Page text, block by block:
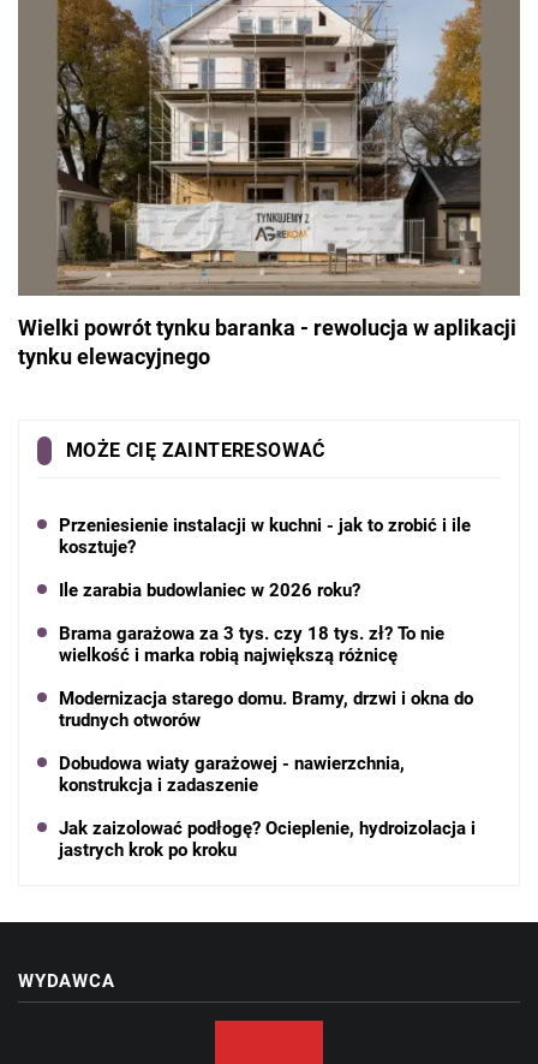
Wielki powrót tynku baranka - rewolucja w aplikacji
tynku elewacyjnego
MOŻE CIĘ ZAINTERESOWAĆ
Przeniesienie instalacji w kuchni - jak to zrobić i ile
kosztuje?
Ile zarabia budowlaniec w 2026 roku?
Brama garażowa za 3 tys. czy 18 tys. zł? To nie
wielkość i marka robią największą różnicę
Modernizacja starego domu. Bramy, drzwi i okna do
trudnych otworów
Dobudowa wiaty garażowej - nawierzchnia,
konstrukcja i zadaszenie
Jak zaizolować podłogę? Ocieplenie, hydroizolacja i
jastrych krok po kroku
WYDAWCA